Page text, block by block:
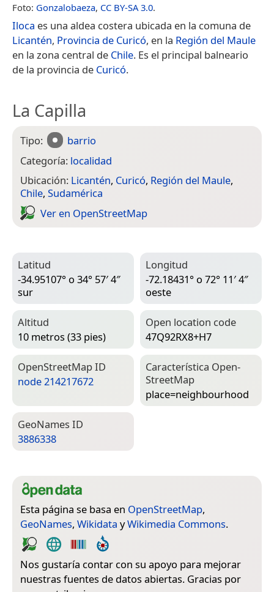
Foto: Gonzalobaeza, CC BY-SA 3.0.
Iloca es una aldea costera ubicada en la comuna de
Licantén, Provincia de Curicó, en la Región del Maule
en la zona central de Chile. Es el principal balneario
de la provincia de Curicó.
La Capilla
Tipo:
barrio
Categoría: localidad
Ubicación: Licantén, Curicó, Región del Maule,
Chile, Sudamérica
Ver en Open­Street­Map
Latitud
-34.95107° o 34° 57′ 4″
sur
Longitud
-72.18431° o 72° 11′ 4″
oeste
Altitud
10 metros (33 pies)
Open location code
47Q92RX8+H7
Open­Street­Map ID
node 214217672
Característica Open­
Street­Map
place=­neighbourhood
Geo­Names ID
3886338
Esta página se basa en OpenStreetMap,
GeoNames, Wikidata yWikimedia Commons.
Nos gustaría contar con su apoyo para mejorar
nuestras fuentes de datos abiertas. Gracias por